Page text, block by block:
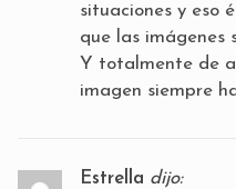
situaciones y eso
que las imágenes
Y totalmente de
imagen siempre
Estrella dijo: